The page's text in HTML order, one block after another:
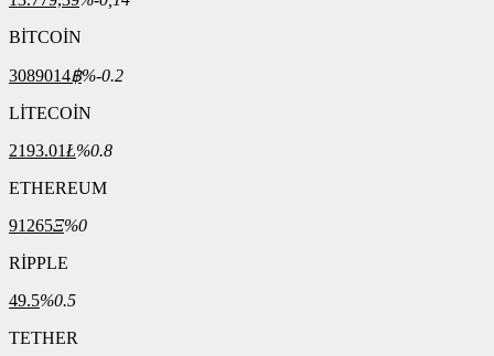
BİTCOİN
3089014฿%-0.2
LİTECOİN
2193.01Ł%0.8
ETHEREUM
91265Ξ%0
RİPPLE
49.5%0.5
TETHER